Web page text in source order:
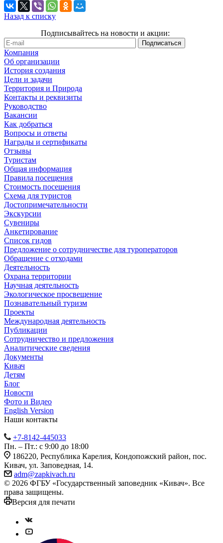
Назад к списку
Подписывайтесь на новости и акции:
Компания
Об организации
История создания
Цели и задачи
Территория и Природа
Контакты и реквизиты
Руководство
Вакансии
Как добраться
Вопросы и ответы
Награды и сертификаты
Отзывы
Туристам
Общая информация
Правила посещения
Стоимость посещения
Схема для туристов
Достопримечательности
Экскурсии
Сувениры
Анкетирование
Список гидов
Предложение о сотрудничестве для туроператоров
Обращение с отходами
Деятельность
Охрана территории
Научная деятельность
Экологическое просвещение
Познавательный туризм
Проекты
Международная деятельность
Публикации
Сотрудничество и предложения
Аналитические сведения
Документы
Кивач
Детям
Блог
Новости
Фото и Видео
English Version
Наши контакты
+7-8142-445033
Пн. – Пт.: с 9:00 до 18:00
186220, Республика Карелия, Кондопожский район, пос.
Кивач, ул. Заповедная, 14.
adm@zapkivach.ru
© 2026 ФГБУ «Государственный заповедник «Кивач». Все
права защищены.
Версия для печати